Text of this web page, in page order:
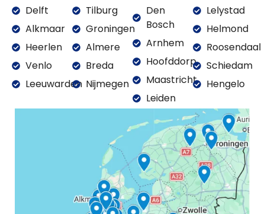
Delft
Alkmaar
Heerlen
Venlo
Leeuwarden
Tilburg
Groningen
Almere
Breda
Nijmegen
Den
Bosch
Arnhem
Hoofddorp
Maastricht
Leiden
Lelystad
Helmond
Roosendaal
Schiedam
Hengelo